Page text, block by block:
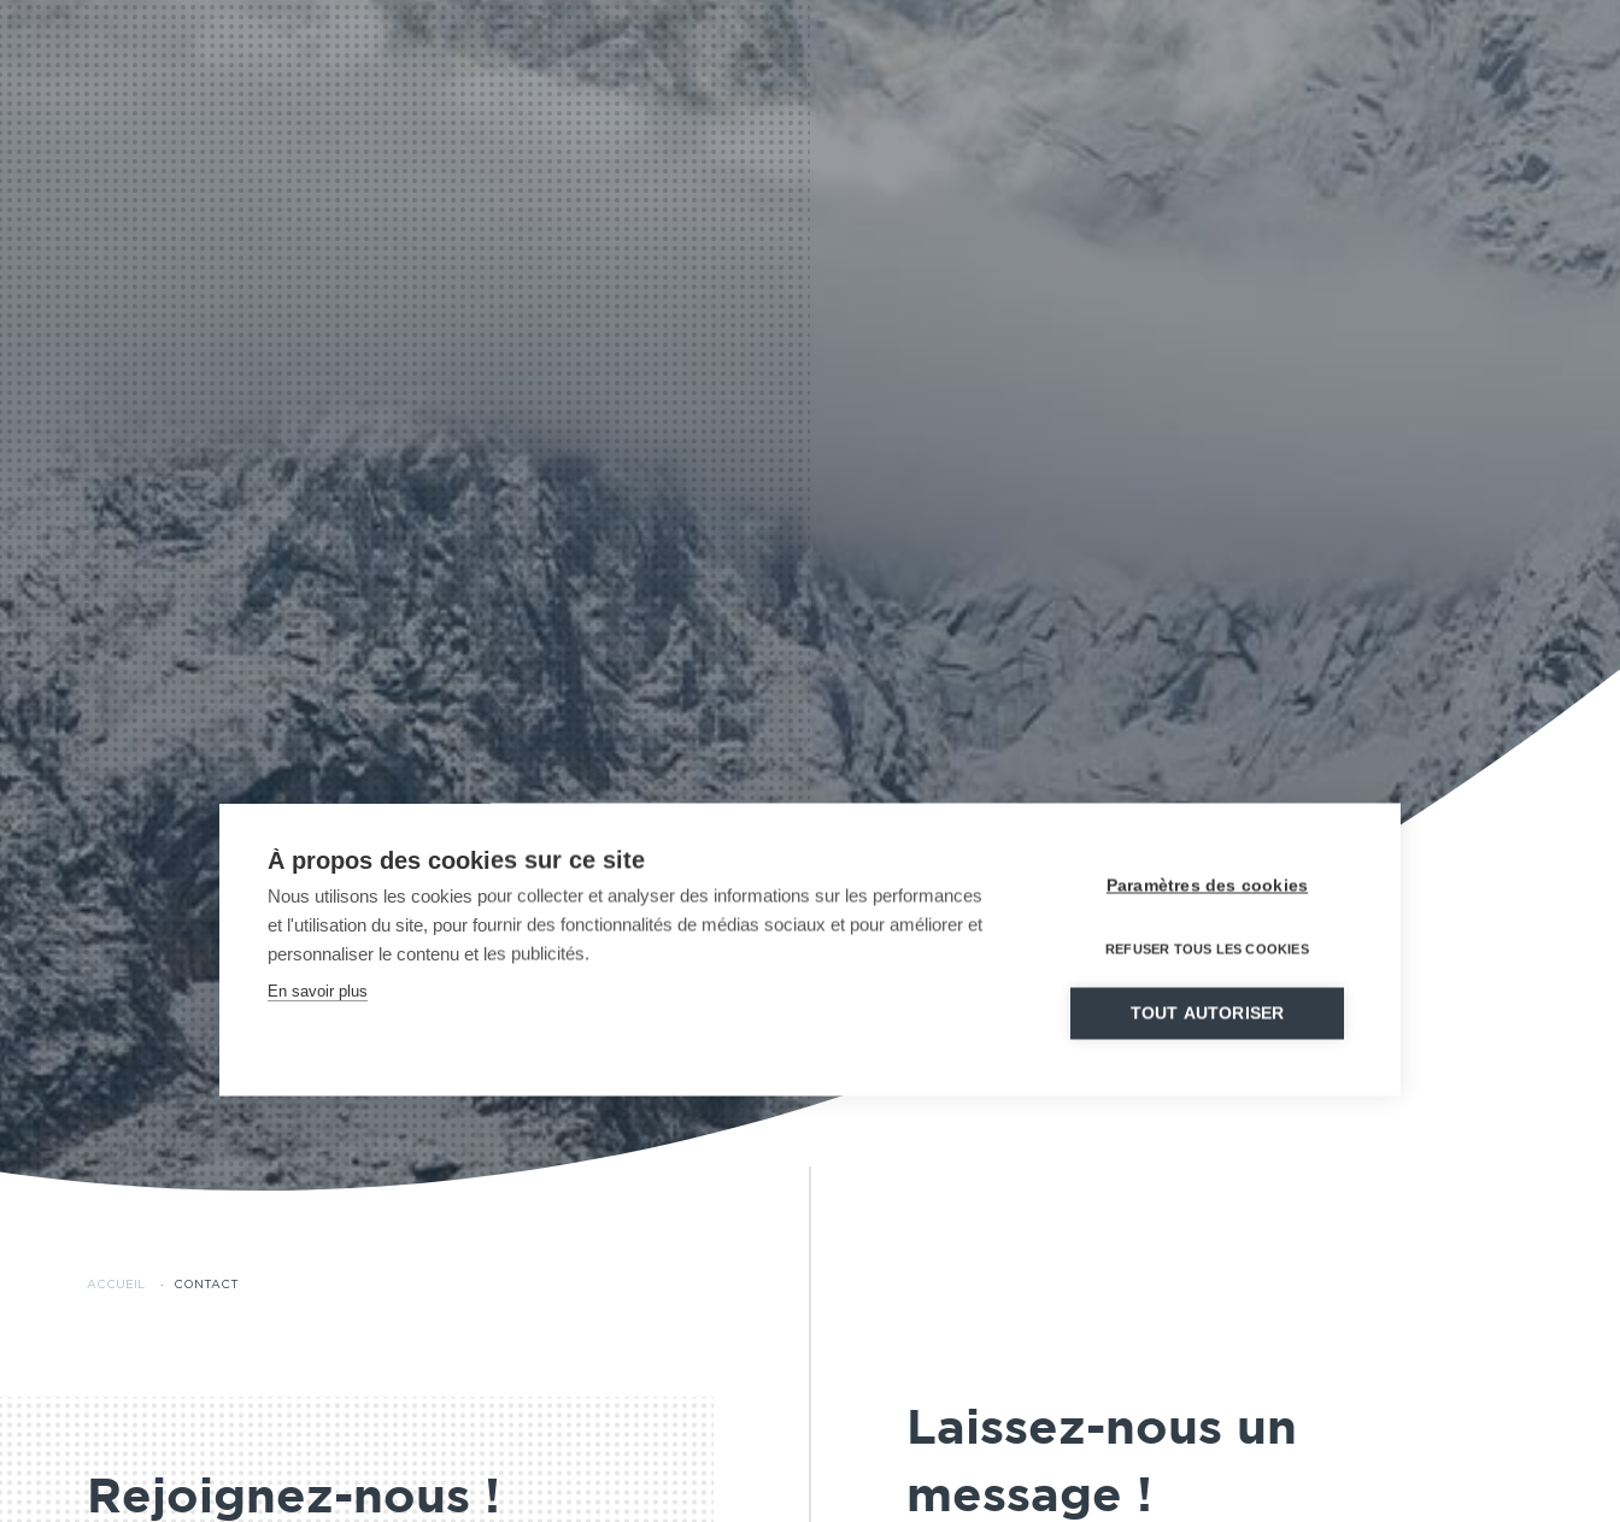
ACCUEIL · CONTACT
Rejoignez-nous !
Laissez-nous un
message !
À propos des cookies sur ce site
Nous utilisons les cookies pour collecter et analyser des informations sur les performances
et l'utilisation du site, pour fournir des fonctionnalités de médias sociaux et pour améliorer et
personnaliser le contenu et les publicités.
En savoir plus
Paramètres des cookies
REFUSER TOUS LES COOKIES
TOUT AUTORISER